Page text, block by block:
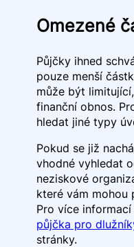
Omezené
Půjčky ihned
pouze menší
může být
finanční obnos.
hledat jiné typy
Pokud se již
vhodné vyhledat
neziskové
které vám mohou
Pro více
půjčka pro
stránky.